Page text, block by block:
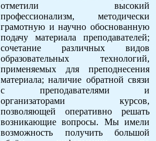
отметили высокий
профессионализм, методически
грамотную и научно обоснованную
подачу материала преподавателей;
сочетание различных видов
образовательных технологий,
применяемых для преподнесения
материала; наличие обратной связи
с преподавателями и
организаторами курсов,
позволяющей оперативно решать
возникающие вопросы. Мы имели
возможность получить большой